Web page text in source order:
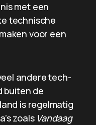
met een
technische
voor een
andere tech-
buiten de
is regelmatig
zoals Vandaag